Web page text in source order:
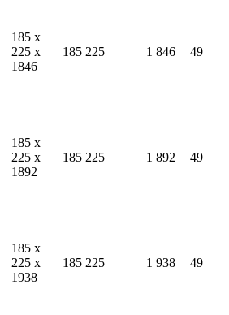
185 x
225 x
1846
185 225 1 846 49
185 x
225 x
1892
185 225 1 892 49
185 x
225 x
1938
185 225 1 938 49